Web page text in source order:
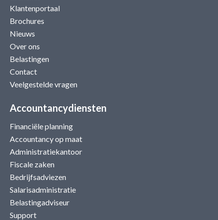
Klantenportaal
Brochures
Nieuws
Over ons
Belastingen
Contact
Veelgestelde vragen
Accountancydiensten
Financiële planning
Accountancy op maat
Administratiekantoor
Fiscale zaken
Bedrijfsadviezen
Salarisadministratie
Belastingadviseur
Support